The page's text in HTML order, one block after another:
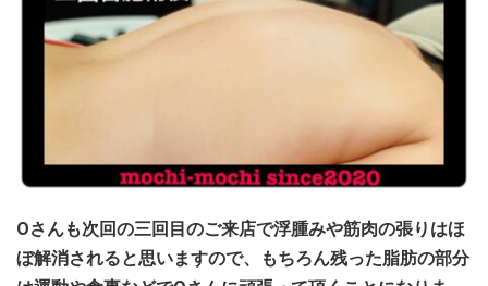
Oさんも次回の三回目のご来店で浮腫みや筋肉の張りはほ
ぼ解消されると思いますので、もちろん残った脂肪の部分